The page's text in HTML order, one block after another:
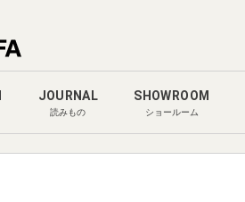
JOURNAL
読みもの
SHOWROOM
ショールーム